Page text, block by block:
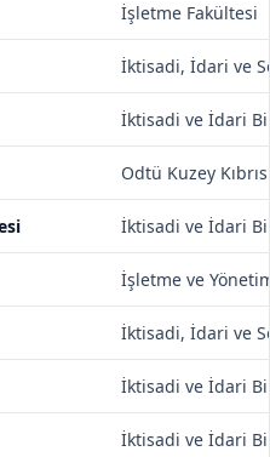
İşletme Fakültesi
İktisadi, İdari ve
İktisadi ve İdari
Odtü Kuzey
İktisadi ve İdari
İşletme ve
İktisadi, İdari ve
İktisadi ve İdari
İktisadi ve İdari